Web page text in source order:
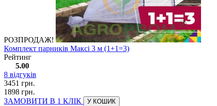
РОЗПРОДАЖ!
Комплект парників Максі 3 м (1+1=3)
Рейтинг
5.00
8 відгуків
3451 грн.
1898 грн.
ЗАМОВИТИ В 1 КЛІК
У КОШИК